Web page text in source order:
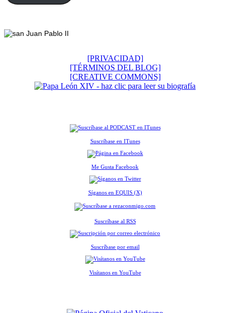
[PRIVACIDAD]
[TÉRMINOS DEL BLOG]
[CREATIVE COMMONS]
Suscríbase en ITunes
Me Gusta Facebook
Síganos en EQUIS (X)
Suscríbase al RSS
Suscríbase por email
Visítanos en YouTube